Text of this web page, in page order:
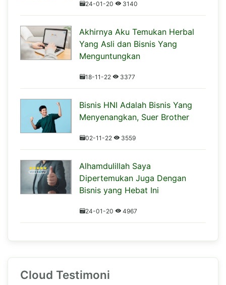
24-01-20 3140
Akhirnya Aku Temukan Herbal
Yang Asli dan Bisnis Yang
Menguntungkan
18-11-22 3377
Bisnis HNI Adalah Bisnis Yang
Menyenangkan, Suer Brother
02-11-22 3559
Alhamdulillah Saya
Dipertemukan Juga Dengan
Bisnis yang Hebat Ini
24-01-20 4967
Cloud Testimoni